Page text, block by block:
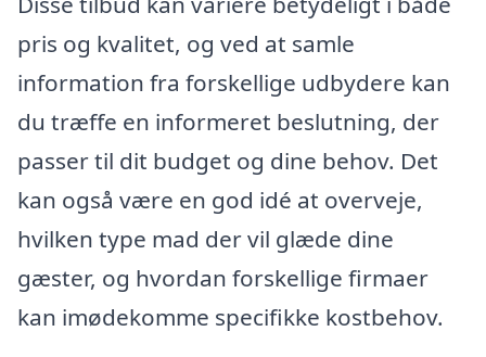
pris og kvalitet, og ved at samle
information fra forskellige udbydere kan
du træffe en informeret beslutning, der
passer til dit budget og dine behov. Det
kan også være en god idé at overveje,
hvilken type mad der vil glæde dine
gæster, og hvordan forskellige firmaer
kan imødekomme specifikke kostbehov.